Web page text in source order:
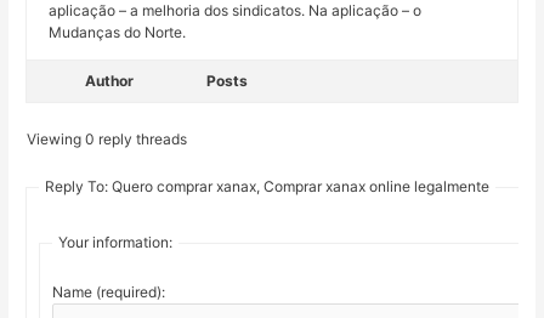
aplicação – a melhoria dos sindicatos. Na aplicação – o
Mudanças do Norte.
Author Posts
Viewing 0 reply threads
Reply To: Quero comprar xanax, Comprar xanax online legalmente
Your information:
Name (required):